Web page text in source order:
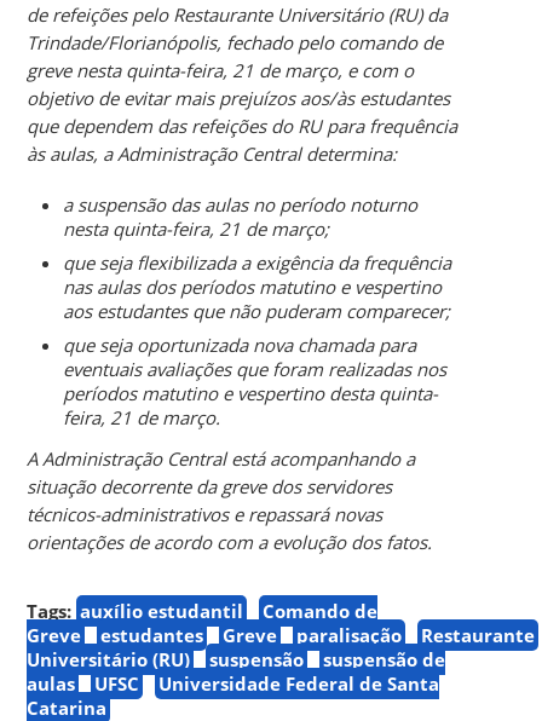
de refeições pelo Restaurante Universitário (RU) da
Trindade/Florianópolis, fechado pelo comando de
greve nesta quinta-feira, 21 de março, e com o
objetivo de evitar mais prejuízos aos/às estudantes
que dependem das refeições do RU para frequência
às aulas, a Administração Central determina:
a suspensão das aulas no período noturno
nesta quinta-feira, 21 de março;
que seja flexibilizada a exigência da frequência
nas aulas dos períodos matutino e vespertino
aos estudantes que não puderam comparecer;
que seja oportunizada nova chamada para
eventuais avaliações que foram realizadas nos
períodos matutino e vespertino desta quinta-
feira, 21 de março.
A Administração Central está acompanhando a
situação decorrente da greve dos servidores
técnicos-administrativos e repassará novas
orientações de acordo com a evolução dos fatos.
Tags: auxílio estudantil
Comando de
Greve
estudantes Greve paralisação
Restaurante
Universitário (RU)
suspensão
suspensão de
aulas
UFSC
Universidade Federal de Santa
Catarina